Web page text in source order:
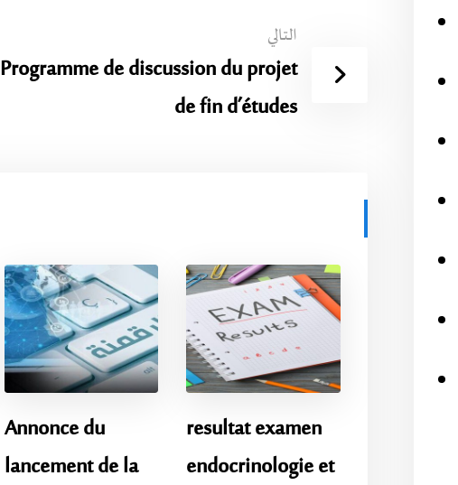
التالي
Programme de discussion du projet
de fin d’études
Annonce du
lancement de la
resultat examen
endocrinologie et